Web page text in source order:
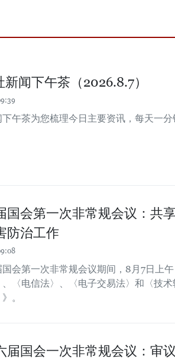
新闻下午茶（2026.8.7）
午茶为您梳理今日主要资讯，每天一分
国会第一次非常规会议：共
防治工作
会第一次非常规会议期间，8月7日上
、〈电信法〉、〈电子交易法〉和〈技
。
届国会一次非常规会议：审